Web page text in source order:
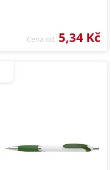
Cena od 5,34 Kč